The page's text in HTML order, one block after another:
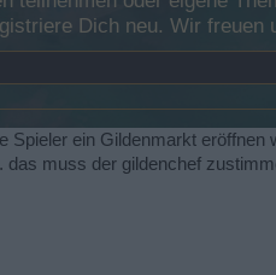
Dich neu. Wir freuen
Spieler ein Gildenmarkt
das muss der gildenchef